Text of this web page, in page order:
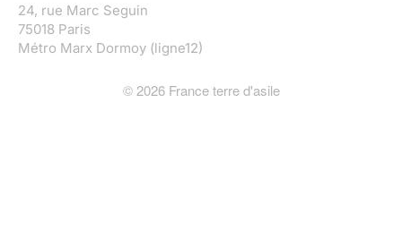
24, rue Marc Seguin
75018 Paris
Métro Marx Dormoy (ligne12)
© 2026France terre d'asile